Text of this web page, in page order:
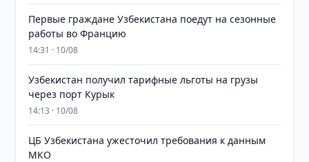
Первые граждане Узбекистана поедут на сезонные
работы во Францию
14:31 · 10/08
Узбекистан получил тарифные льготы на грузы
через порт Курык
14:13 · 10/08
ЦБ Узбекистана ужесточил требования к данным
МКО